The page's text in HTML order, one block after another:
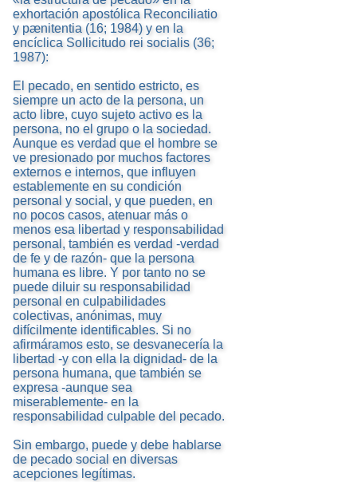
exhortación apostólica Reconciliatio
y pænitentia (16; 1984) y en la
encíclica Sollicitudo rei socialis (36;
1987):
El pecado, en sentido estricto, es
siempre un acto de la persona, un
acto libre, cuyo sujeto activo es la
persona, no el grupo o la sociedad.
Aunque es verdad que el hombre se
ve presionado por muchos factores
externos e internos, que influyen
establemente en su condición
personal y social, y que pueden, en
no pocos casos, atenuar más o
menos esa libertad y responsabilidad
personal, también es verdad -verdad
de fe y de razón- que la persona
humana es libre. Y por tanto no se
puede diluir su responsabilidad
personal en culpabilidades
colectivas, anónimas, muy
difícilmente identificables. Si no
afirmáramos esto, se desvanecería la
libertad -y con ella la dignidad- de la
persona humana, que también se
expresa -aunque sea
miserablemente- en la
responsabilidad culpable del pecado.
Sin embargo, puede y debe hablarse
de pecado social en diversas
acepciones legítimas.